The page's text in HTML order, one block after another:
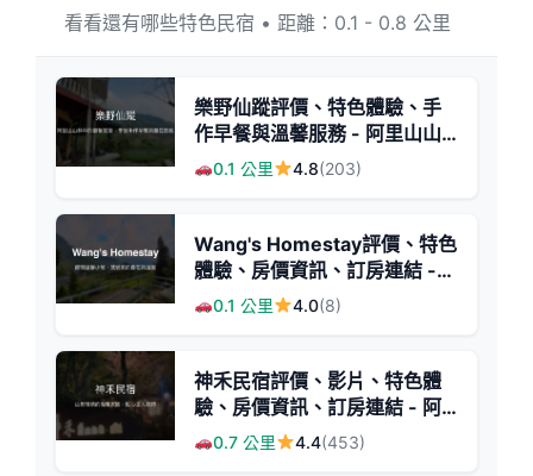
看看還有哪些特色民宿 • 距離：0.1 - 0.8 公里
樂野仙蹤評價、特色體驗、手
作早餐與溫馨服務 - 阿里山山
林秘境民宿
0.1 公里 4.8(203)
Wang's Homestay評價、特色
體驗、房價資訊、訂房連結 -
鄉村溫馨民宿
0.1 公里 4.0(8)
神禾民宿評價、影片、特色體
驗、房價資訊、訂房連結 - 阿
里山山景與溫馨服務
0.7 公里 4.4(453)